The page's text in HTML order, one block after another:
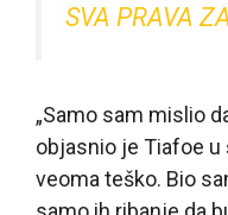
SVA PRAVA
„Samo sam mislio
objasnio je Tiafoe u
veoma teško. Bio